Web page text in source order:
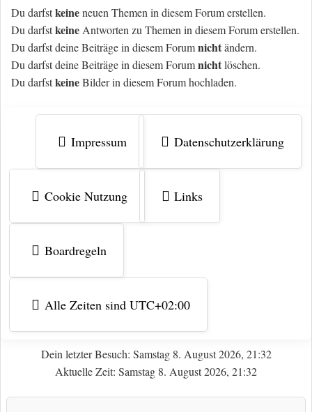
Du darfstkeineneuen Themen in diesem Forum erstellen.
Du darfstkeine Antworten zu Themen in diesem Forum erstellen.
Du darfst deine Beiträge in diesem Forumnichtändern.
Du darfst deine Beiträge in diesem Forumnichtlöschen.
Du darfstkeineBilder in diesem Forum hochladen.
Impressum Datenschutzerklärung
Cookie Nutzung Links
Boardregeln
Alle Zeiten sind UTC+02:00
Dein letzter Besuch: Samstag 8. August 2026, 21:32
Aktuelle Zeit: Samstag 8. August 2026, 21:32